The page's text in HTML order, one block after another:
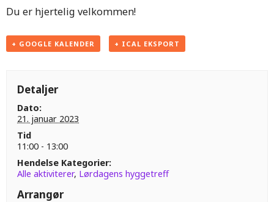
Du er hjertelig velkommen!
+ GOOGLE KALENDER + ICAL EKSPORT
Detaljer
Dato:
21. januar 2023
Tid
11:00 - 13:00
Hendelse Kategorier:
Alle aktiviterer, Lørdagens hyggetreff
Arrangør